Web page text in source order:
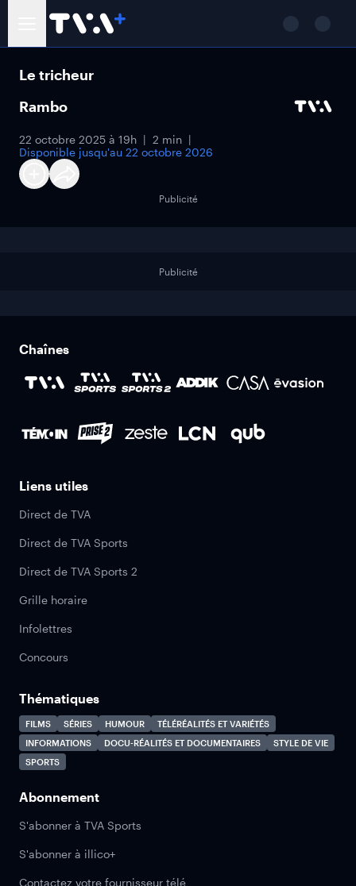
Le tricheur
Rambo
22 octobre 2025 à 19h
2 min
Disponible jusqu'au 22 octobre 2026
Publicité
Publicité
Chaînes
Liens utiles
Direct de TVA
Direct de TVA Sports
Direct de TVA Sports 2
Grille horaire
Infolettres
Concours
Thématiques
FILMS SÉRIES HUMOUR
TÉLÉRÉALITÉS ET VARIÉTÉS
INFORMATIONS
DOCU-RÉALITÉS ET DOCUMENTAIRES
STYLE DE VIE
SPORTS
Abonnement
S'abonner à TVA Sports
S'abonner à illico+
Contactez votre fournisseur télé